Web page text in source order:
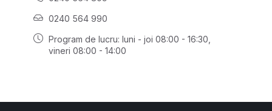
0240 564 990
Program de lucru: luni - joi 08:00 - 16:30,
vineri 08:00 - 14:00